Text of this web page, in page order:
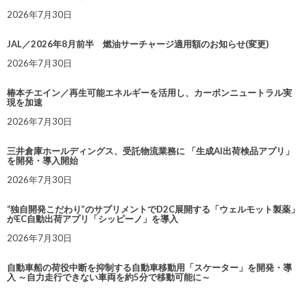
2026年7月30日
JAL／2026年8月前半 燃油サーチャージ適用額のお知らせ(変更)
2026年7月30日
椿本チエイン／再生可能エネルギーを活用し、カーボンニュートラル実
現を加速
2026年7月30日
三井倉庫ホールディングス、受託物流業務に 「生成AI出荷検品アプリ」
を開発・導入開始
2026年7月30日
“独自開発こだわり”のサプリメントでD2C展開する「ウェルモット製薬」
がEC自動出荷アプリ「シッピーノ」を導入
2026年7月30日
自動車船の荷役中断を抑制する自動車移動用「スケーター」を開発・導
入 ～自力走行できない車両を約5分で移動可能に～